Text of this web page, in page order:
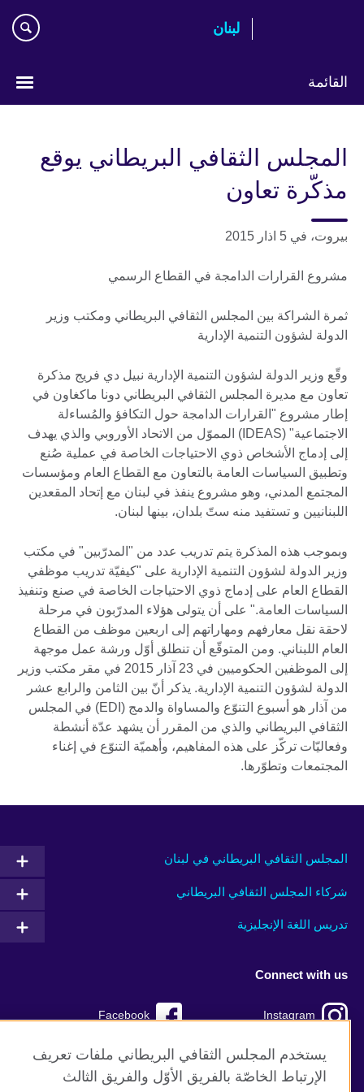
لبنان
القائمة
language
المجلس الثقافي البريطاني يوقع
مذكّرة تعاون
بيروت، في 5 اذار 2015
مشروع القرارات الدامجة في القطاع الرسمي
ثمرة الشراكة بين المجلس الثقافي البريطاني ومكتب وزير
الدولة لشؤون التنمية الإدارية
وقّع وزير الدولة لشؤون التنمية الإدارية نبيل دي فريج مذكرة
تعاون مع مديرة المجلس الثقافي البريطاني دونا ماكغاون في
إطار مشروع "القرارات الدامجة حول التكافؤ والمُساءلة
الاجتماعية" (IDEAS) المموّل من الاتحاد الأوروبي والذي يهدف
إلى إدماج الأشخاص ذوي الاحتياجات الخاصة في عملية صُنع
وتطبيق السياسات العامة بالتعاون مع القطاع العام ومؤسسات
المجتمع المدني، وهو مشروع ينفذ في لبنان مع إتحاد المقعدين
اللبنانيين و تستفيد منه ستّ بلدان، بينها لبنان.
وبموجب هذه المذكرة يتم تدريب عدد من "المدرّبين" في مكتب
وزير الدولة لشؤون التنمية الإدارية على "كيفيّة تدريب موظفي
القطاع العام على إدماج ذوي الاحتياجات الخاصة في صنع وتنفيذ
السياسات العامة." على أن يتولى هؤلاء المدرّبون في مرحلة
لاحقة نقل معارفهم ومهاراتهم إلى اربعين موظف من القطاع
العام اللبناني. ومن المتوقّع أن تنطلق أوّل ورشة عمل موجهة
إلى الموظفين الحكوميين في 23 آذار 2015 في مقر مكتب وزير
الدولة لشؤون التنمية الإدارية. يذكر أنّ بين الثامن والرابع عشر
من آذار هو أسبوع التنوّع والمساواة والدمج (EDI) في المجلس
الثقافي البريطاني والذي من المقرر أن يشهد عدّة أنشطة
وفعاليّات تركّز على هذه المفاهيم، وأهميّة التنوّع في إغناء
المجتمعات وتطوّرها.
المجلس الثقافي البريطاني في لبنان
شركاء المجلس الثقافي البريطاني
تدريس اللغة الإنجليزية
Connect with us
Facebook Instagram
TikTok Twitter
Youtube
يستخدم المجلس الثقافي البريطاني ملفات تعريف
الإرتباط الخاصّة بالفريق الأوّل والفريق الثالث